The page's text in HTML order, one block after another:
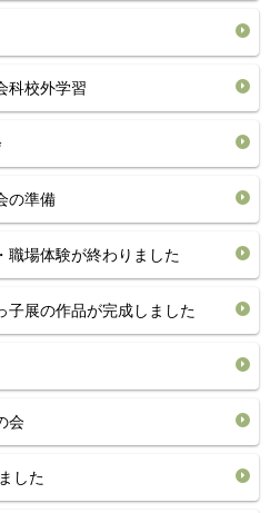
科校外学習
の準備
場体験が終わりました
展の作品が完成しました
会
した